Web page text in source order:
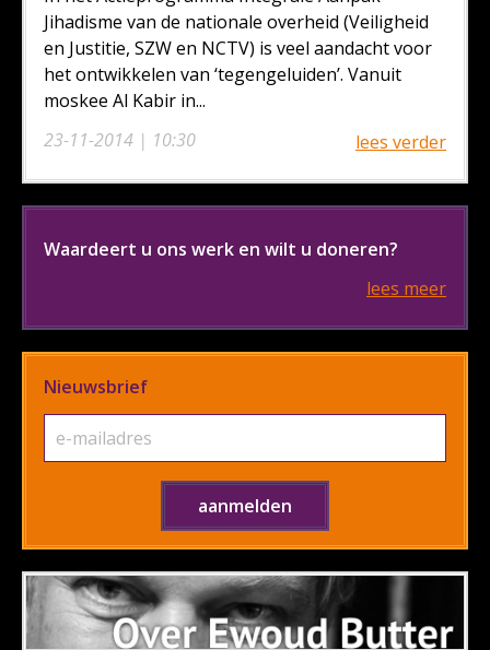
23-11-2014 | 10:30
Jihadisme van de nationale overheid (Veiligheid
en Justitie, SZW en NCTV) is veel aandacht voor
het ontwikkelen van ‘tegengeluiden’. Vanuit
moskee Al Kabir in...
lees verder
Waardeert u ons werk en wilt u doneren?
lees meer
Nieuwsbrief